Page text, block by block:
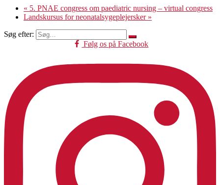
« 5. PNAE congress om paediatric nursing – virtual congress
Landskursus for neonatalsygeplejersker »
Søg efter:
Følg os på Facebook